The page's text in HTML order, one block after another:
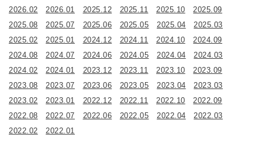
2026.02
2026.01 2025.12 2025.11 2025.10
2025.09
2025.08
2025.07 2025.06 2025.05 2025.04
2025.03
2025.02
2025.01 2024.12 2024.11 2024.10
2024.09
2024.08
2024.07 2024.06 2024.05 2024.04
2024.03
2024.02
2024.01 2023.12 2023.11 2023.10
2023.09
2023.08
2023.07 2023.06 2023.05 2023.04
2023.03
2023.02
2023.01 2022.12 2022.11 2022.10
2022.09
2022.08
2022.07 2022.06 2022.05 2022.04
2022.03
2022.02
2022.01